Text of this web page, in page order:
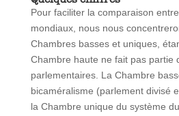
Pour faciliter la comparaison
mondiaux, nous nous
Chambres basses et uniques,
Chambre haute ne fait pas partie
parlementaires. La Chambre
bicaméralisme (parlement divisé
la Chambre unique du système